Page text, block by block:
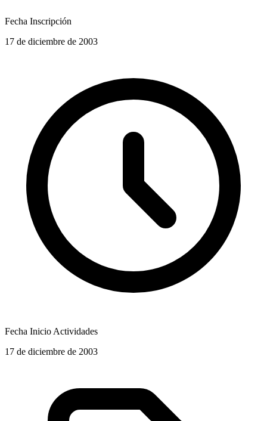
Fecha Inscripción
17 de diciembre de 2003
Fecha Inicio Actividades
17 de diciembre de 2003